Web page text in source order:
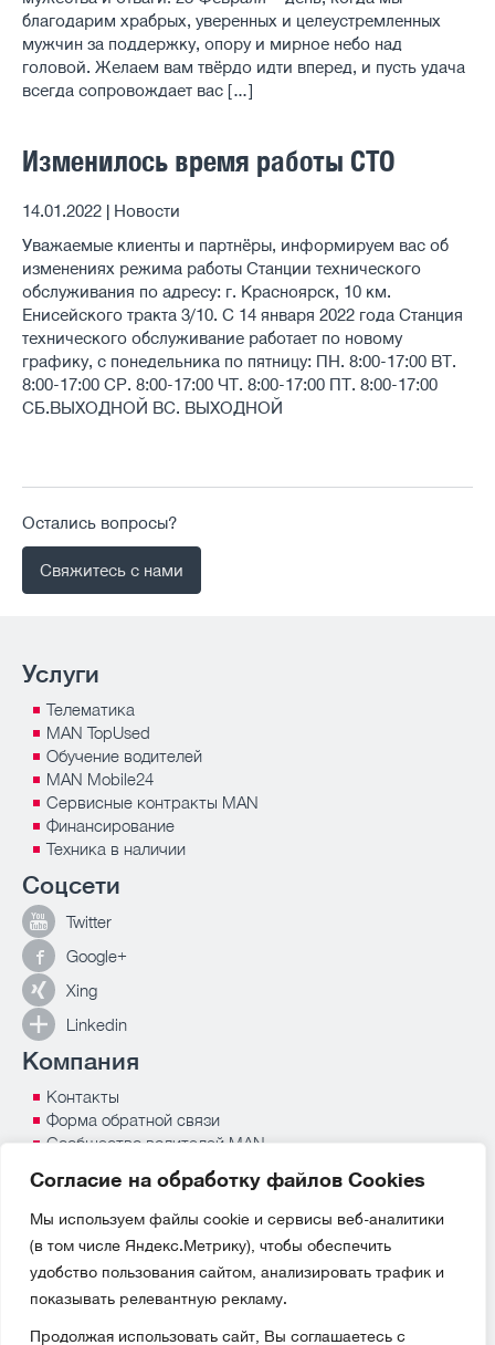
Согласие на обработку файлов Сookies
Мы используем файлы cookie и сервисы веб‑аналитики
(в том числе Яндекс.Метрику), чтобы обеспечить
удобство пользования сайтом, анализировать трафик и
показывать релевантную рекламу.
Продолжая использовать сайт, Вы соглашаетесь с
благодарим храбрых, уверенных и целеустремленных
мужчин за поддержку, опору и мирное небо над
головой. Желаем вам твёрдо идти вперед, и пусть удача
всегда сопровождает вас […]
Изменилось время работы СТО
14.01.2022 | Новости
Уважаемые клиенты и партнёры, информируем вас об
изменениях режима работы Станции технического
обслуживания по адресу: г. Красноярск, 10 км.
Енисейского тракта 3/10. С 14 января 2022 года Станция
технического обслуживание работает по новому
графику, с понедельника по пятницу: ПН. 8:00-17:00 ВТ.
8:00-17:00 СР. 8:00-17:00 ЧТ. 8:00-17:00 ПТ. 8:00-17:00
СБ.ВЫХОДНОЙ ВС. ВЫХОДНОЙ
Остались вопросы?
Свяжитесь с нами
Услуги
Телематика
MAN TopUsed
Обучение водителей
MAN Mobile24
Сервисные контракты MAN
Финансирование
Техника в наличии
Соцсети
Twitter
Google+
Xing
Linkedin
Компания
Контакты
Форма обратной связи
Сообщество водителей MAN
Защита персональных данных
Пресс-центр
MAN Россия
Сувениры и аксессуары MAN